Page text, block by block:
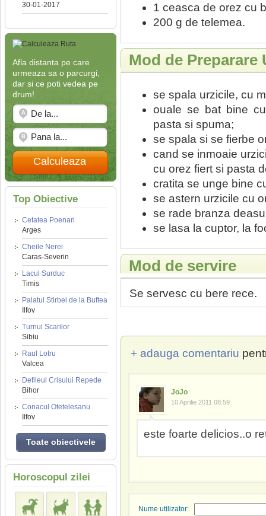
30-01-2017
Afla distanta pe care
urmeaza sa o parcurgi,
dar si ce poti vedea pe
drum!
Calculeaza
Top Obiective
Cetatea Poenari
Arges
Cheile Nerei
Caras-Severin
Lacul Surduc
Timis
Palatul Stirbei de la Buftea
Ilfov
Turnul Scarilor
Sibiu
Raul Lotru
Valcea
Defileul Crisului Repede
Bihor
Conacul Otetelesanu
Ilfov
Toate obiectivele
Horoscopul zilei
1 ceasca de orez cu
200 g de telemea.
Mod de Preparare
se spala urzicile, cu
ouale se bat bine
pasta si spuma;
se spala si se fierbe
cand se inmoaie
cu orez fiert si pasta
cratita se unge bine
se astern urzicile cu
se rade branza
se lasa la cuptor, la
Mod de servire
Se servesc cu bere rece.
+ adauga comentariu
JoJo
10 Aprilie 2011 08:59
este foarte delicios..o
Nume utilizator: